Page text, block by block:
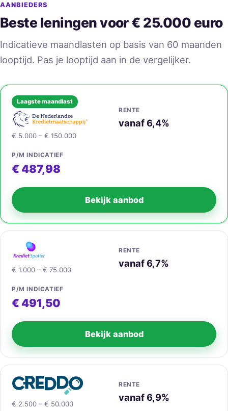
AANBIEDERS
Beste leningen voor € 25.000 euro
Indicatieve maandlasten op basis van 60 maanden
looptijd. Pas je looptijd aan in de vergelijker.
Laagste maandlast
€ 5.000 – € 150.000
RENTE
vanaf 6,4%
P/M INDICATIEF
€ 487,98
Bekijk aanbod
€ 1.000 – € 75.000
RENTE
vanaf 6,7%
P/M INDICATIEF
€ 491,50
Bekijk aanbod
€ 2.500 – € 50.000
RENTE
vanaf 6,9%